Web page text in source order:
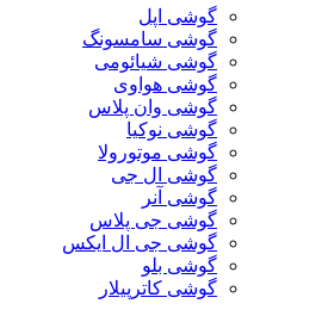
گوشی اپل
گوشی سامسونگ
گوشی شیائومی
گوشی هواوی
گوشی وان پلاس
گوشی نوکیا
گوشی موتورولا
گوشی ال جی
گوشی آنر
گوشی جی پلاس
گوشی جی ال ایکس
گوشی بلو
گوشی کاترپیلار